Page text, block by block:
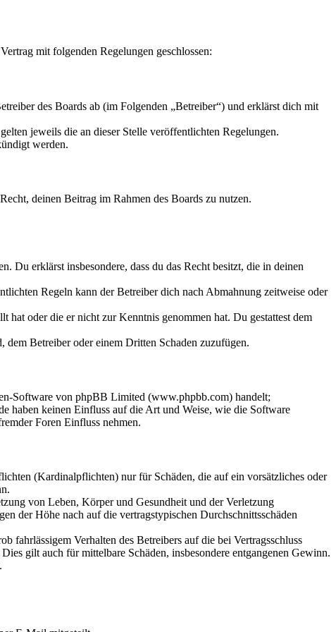
mit folgenden Regelungen geschlossen:
des Boards ab (im Folgenden „Betreiber“) und erklärst dich mit
jeweils die an dieser Stelle veröffentlichten Regelungen.
werden.
deinen Beitrag im Rahmen des Boards zu nutzen.
Du erklärst insbesondere, dass du das Recht besitzt, die in deinen
Regeln kann der Betreiber dich nach Abmahnung zeitweise oder
oder die er nicht zur Kenntnis genommen hat. Du gestattest dem
dem Betreiber oder einem Dritten Schaden zuzufügen.
Software von phpBB Limited (www.phpbb.com) handelt;
haben keinen Einfluss auf die Art und Weise, wie die Software
Foren Einfluss nehmen.
(Kardinalpflichten) nur für Schäden, die auf ein vorsätzliches oder
von Leben, Körper und Gesundheit und der Verletzung
der Höhe nach auf die vertragstypischen Durchschnittsschäden
fahrlässigem Verhalten des Betreibers auf die bei Vertragsschluss
gilt auch für mittelbare Schäden, insbesondere entgangenen Gewinn.